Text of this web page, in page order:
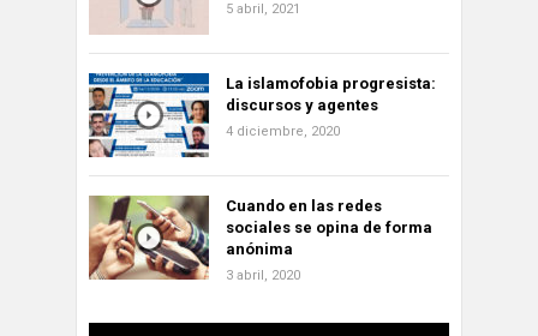
5 abril, 2021
La islamofobia progresista:
discursos y agentes
4 diciembre, 2020
Cuando en las redes
sociales se opina de forma
anónima
3 abril, 2020